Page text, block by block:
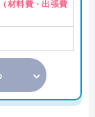
材料費・出張費